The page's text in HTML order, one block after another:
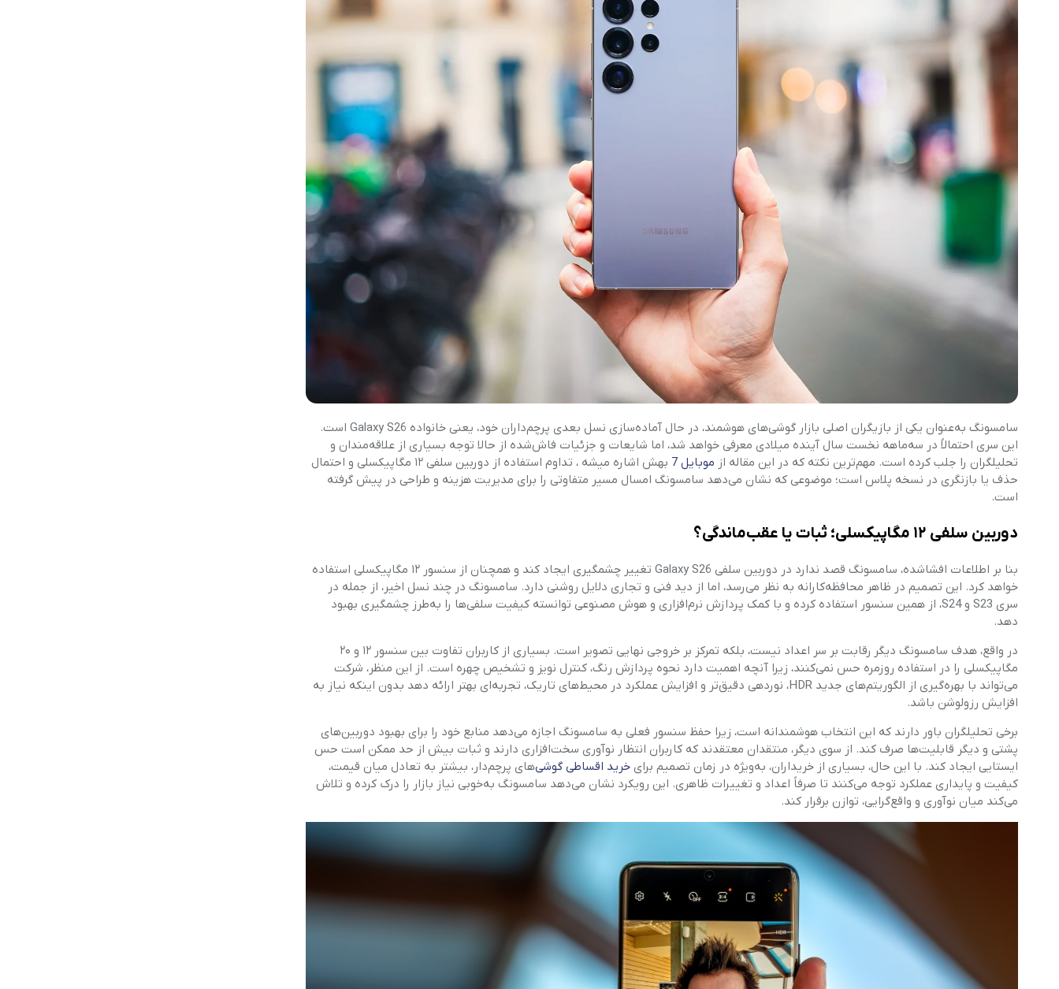
گوشی نوکیا
گوشی وان پلاس
گوشی ال جی
گوشی کاترپیلار
توستر
جاروبرقی
سایر لوازم خانگی
فر
قهوه ساز
گوشتکوب برقی
ماشین ظرفشویی
همزن
سامسونگ به‌عنوان یکی از بازیگران اصلی بازار گوشی‌های هوشمند، در حال آماده‌سازی نسل بعدی پرچم‌داران خود، یعنی خانواده Galaxy S26 است.
این سری احتمالاً در سه‌ماهه نخست سال آینده میلادی معرفی خواهد شد، اما شایعات و جزئیات فاش‌شده از حالا توجه بسیاری از علاقه‌مندان و
تحلیلگران را جلب کرده است. مهم‌ترین نکته که در این مقاله از موبایل 7
بهش اشاره میشه ، تداوم استفاده از دوربین سلفی ۱۲ مگاپیکسلی و احتمال
حذف یا بازنگری در نسخه پلاس است؛ موضوعی که نشان می‌دهد سامسونگ امسال مسیر متفاوتی را برای مدیریت هزینه و طراحی در پیش گرفته
است.
دوربین سلفی ۱۲ مگاپیکسلی؛ ثبات یا عقب‌ماندگی؟
بنا بر اطلاعات افشاشده، سامسونگ قصد ندارد در دوربین سلفی Galaxy S26 تغییر چشمگیری ایجاد کند و همچنان از سنسور ۱۲ مگاپیکسلی استفاده
خواهد کرد. این تصمیم در ظاهر محافظه‌کارانه به نظر می‌رسد، اما از دید فنی و تجاری دلایل روشنی دارد. سامسونگ در چند نسل اخیر، از جمله در
سری S23 و S24، از همین سنسور استفاده کرده و با کمک پردازش نرم‌افزاری و هوش مصنوعی توانسته کیفیت سلفی‌ها را به‌طرز چشمگیری بهبود
دهد.
در واقع، هدف سامسونگ دیگر رقابت بر سر اعداد نیست، بلکه تمرکز بر خروجی نهایی تصویر است. بسیاری از کاربران تفاوت بین سنسور ۱۲ و ۲۰
مگاپیکسلی را در استفاده روزمره حس نمی‌کنند، زیرا آنچه اهمیت دارد نحوه پردازش رنگ، کنترل نویز و تشخیص چهره است. از این منظر، شرکت
می‌تواند با بهره‌گیری از الگوریتم‌های جدید HDR، نوردهی دقیق‌تر و افزایش عملکرد در محیط‌های تاریک، تجربه‌ای بهتر ارائه دهد بدون اینکه نیاز به
افزایش رزولوشن باشد.
برخی تحلیلگران باور دارند که این انتخاب هوشمندانه است، زیرا حفظ سنسور فعلی به سامسونگ اجازه می‌دهد منابع خود را برای بهبود دوربین‌های
پشتی و دیگر قابلیت‌ها صرف کند. از سوی دیگر، منتقدان معتقدند که کاربران انتظار نوآوری سخت‌افزاری دارند و ثبات بیش از حد ممکن است حس
ایستایی ایجاد کند. با این حال، بسیاری از خریداران، به‌ویژه در زمان تصمیم برای خرید اقساطی گوشی‌های پرچم‌دار، بیشتر به تعادل میان قیمت،
کیفیت و پایداری عملکرد توجه می‌کنند تا صرفاً اعداد و تغییرات ظاهری. این رویکرد نشان می‌دهد سامسونگ به‌خوبی نیاز بازار را درک کرده و تلاش
می‌کند میان نوآوری و واقع‌گرایی، توازن برقرار کند.